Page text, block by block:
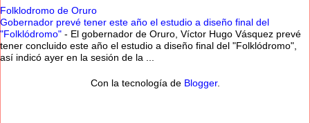
Folklodromo de Oruro
Gobernador prevé tener este año el estudio a diseño final del
"Folklódromo" - El gobernador de Oruro, Víctor Hugo Vásquez prevé
tener concluido este año el estudio a diseño final del "Folklódromo",
así indicó ayer en la sesión de la ...
Con la tecnología de Blogger.